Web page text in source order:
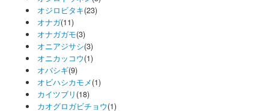
オジロビタキ(23)
オナガ(11)
オナガガモ(3)
オニアジサシ(3)
オニカッコウ(1)
オバシギ(9)
オビハシカモメ(1)
カイツブリ (18)
カオグロガビチョウ(1)